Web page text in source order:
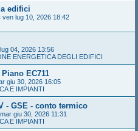
edifici
ven lug 10, 2026 18:42
04, 2026 13:56
ENERGETICA DEGLI EDIFICI
EC711
giu 30, 2026 16:05
E IMPIANTI
- GSE - conto termico
mar giu 30, 2026 11:31
E IMPIANTI